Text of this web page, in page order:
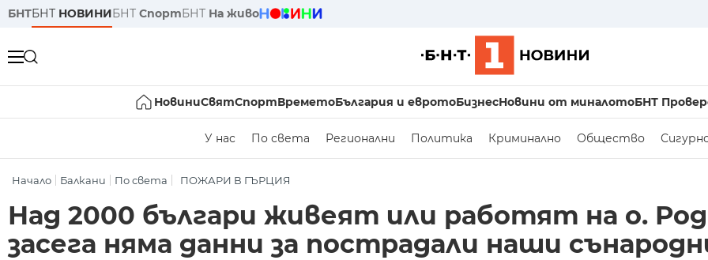
БНТБНТ НОВИНИБНТ СпортБНТ На живо
НовиниСвятСпортВреметоБългария и евротоБизнесНовини от миналотоБНТ
У нас По света Регионални Политика Криминално Общество
Начало Балкани По света ПОЖАРИ В ГЪРЦИЯ
Над 2000 българи живеят или работят на о.
засега няма данни за пострадали наши